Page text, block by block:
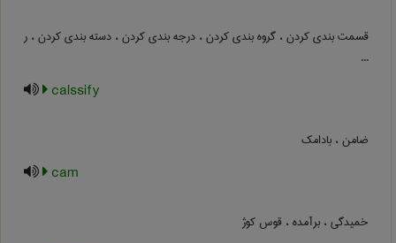
قسمت بندی کردن ، گروه بندی کردن ، درجه بندی کردن ، دسته بندی کردن ، ر
...
calssify
ضامن ، بادامک
cam
خمیدگی ، برآمده ، قوس کوژ